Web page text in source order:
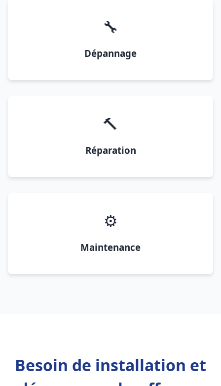
🔧
Dépannage
🔨
Réparation
⚙️
Maintenance
Besoin de installation et